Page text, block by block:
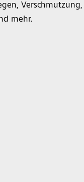
Verschmutzung,
mehr.